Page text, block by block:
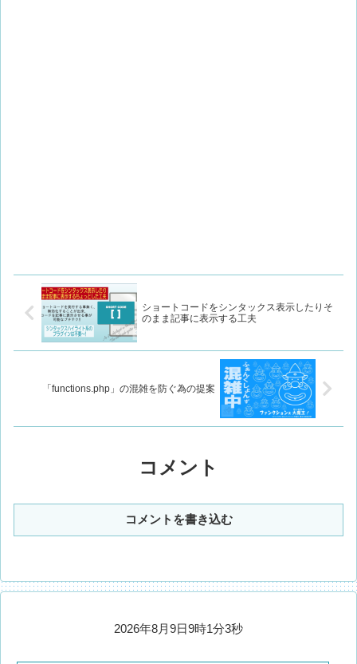
ショートコードをシンタックス表示したりそ
のまま記事に表示する工夫
「functions.php」の混雑を防ぐ為の提案
コメント
コメントを書き込む
2026年8月9日9時1分3秒